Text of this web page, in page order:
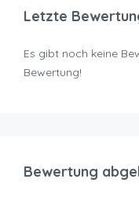
Letzte
Es gibt noch keine
Bewertung!
Bewertung